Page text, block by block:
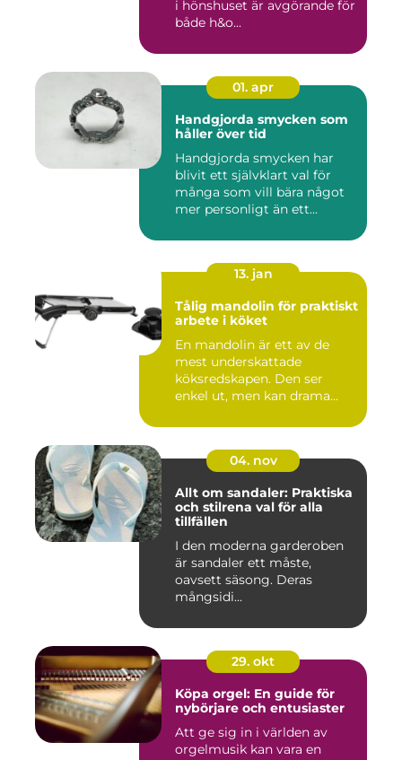
i hönshuset är avgörande för
både h&o...
01. apr
Handgjorda smycken som
håller över tid
Handgjorda smycken har
blivit ett självklart val för
många som vill bära något
mer personligt än ett...
13. jan
Tålig mandolin för praktiskt
arbete i köket
En mandolin är ett av de
mest underskattade
köksredskapen. Den ser
enkel ut, men kan drama...
04. nov
Allt om sandaler: Praktiska
och stilrena val för alla
tillfällen
I den moderna garderoben
är sandaler ett måste,
oavsett säsong. Deras
mångsidi...
29. okt
Köpa orgel: En guide för
nybörjare och entusiaster
Att ge sig in i världen av
orgelmusik kan vara en